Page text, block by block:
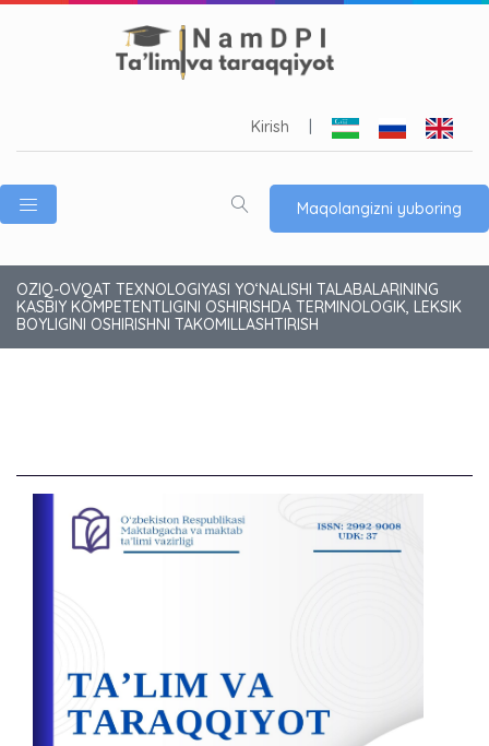
Kirish
Maqolangizni yuboring
OZIQ-OVQAT TEXNOLOGIYASI YOʻNALISHI TALABALARINING
KASBIY KOMPETENTLIGINI OSHIRISHDA TERMINOLOGIK, LEKSIK
BOYLIGINI OSHIRISHNI TAKOMILLASHTIRISH